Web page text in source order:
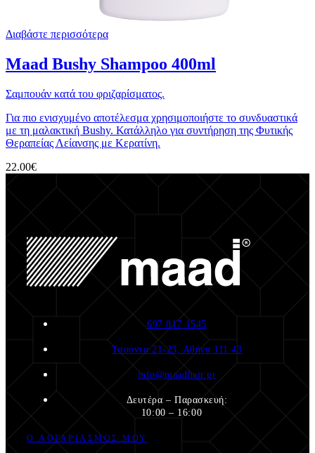
Διαβάστε περισσότερα
Maad Bushy Shampoo 400ml
Σαμπουάν κατά του φριζαρίσματος.
Για πιο ενισχυμένο αποτέλεσμα χρησιμοποιήστε το συνδυαστικά
με τη μαλακτική Bushy. Κατάλληλο για συντήρηση της Φυτικής
Θεραπείας Λείανσης με Κερατίνη.
22.00€
697 817 1545
Τσούντα 21-23, Αθήνα 111 43
info@maadhair.gr
Δευτέρα – Παρασκευή:
10:00 – 16:00
O ΛΟΓΑΡΙΑΣΜΌΣ ΜΟΥ